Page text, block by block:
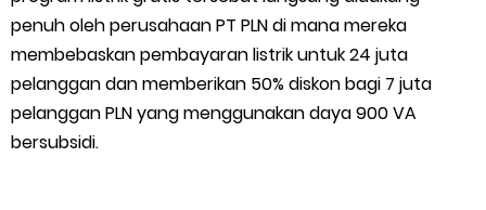
penuh oleh perusahaan PT PLN di mana mereka
membebaskan pembayaran listrik untuk 24 juta
pelanggan dan memberikan 50% diskon bagi 7 juta
pelanggan PLN yang menggunakan daya 900 VA
bersubsidi.